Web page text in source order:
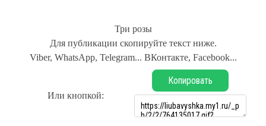
Три розы
Для публикации скопируйте текст ниже.
Viber, WhatsApp, Telegram... ВКонтакте, Facebook...
Или кнопкой:
Копировать